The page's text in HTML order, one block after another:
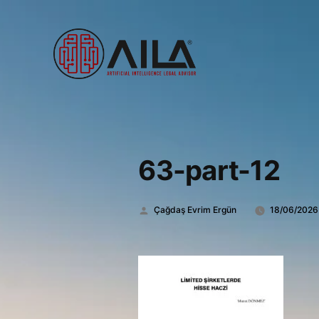
63-part-12
Gönderen:
Çağdaş Evrim Ergün 18/06/2026